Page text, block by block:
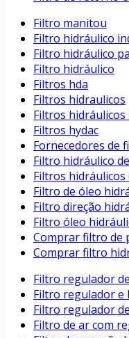
Filtro manitou
Filtro hidráulico
Filtro hidráulico
Filtro hidráulico
Filtros hda
Filtros hidraulicos
Filtros
Filtros hydac
Fornecedores de
Filtro hidráulico
Filtros hidráulicos
Filtro de óleo
Filtro direção
Filtro óleo
Comprar filtro de
Comprar filtro
Filtro regulador
Filtro regulador e
Filtro regulador
Filtro de ar com